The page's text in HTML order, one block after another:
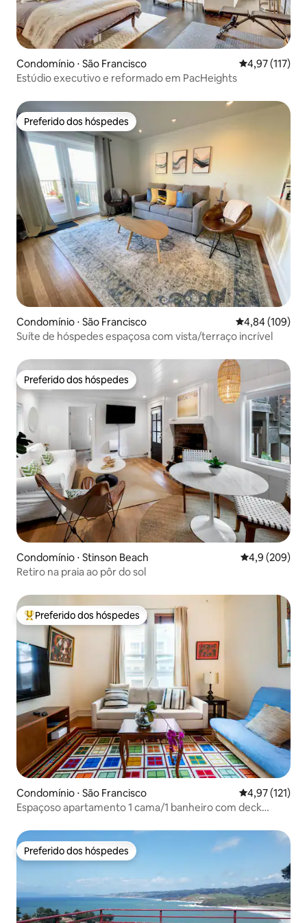
Condomínio ⋅ São Francisco 4,97 de uma
4,97 (117)
Estúdio executivo e reformado em PacHeights
Preferido dos hóspedes
Preferido dos hóspedes
Condomínio ⋅ São Francisco 4,84 de uma
4,84 (109)
Suíte de hóspedes espaçosa com vista/terraço incrível
Preferido dos hóspedes
Preferido dos hóspedes
Condomínio ⋅ Stinson Beach 4,9 de uma
4,9 (209)
Retiro na praia ao pôr do sol
Entre os melhores preferidos dos hóspedes
Preferido dos hóspedes
Condomínio ⋅ São Francisco 4,97 de uma
4,97 (121)
Espaçoso apartamento 1 cama/1 banheiro com deck
Preferido dos hóspedes
Preferido dos hóspedes